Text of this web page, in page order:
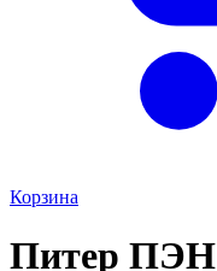
Корзина
Питер ПЭН